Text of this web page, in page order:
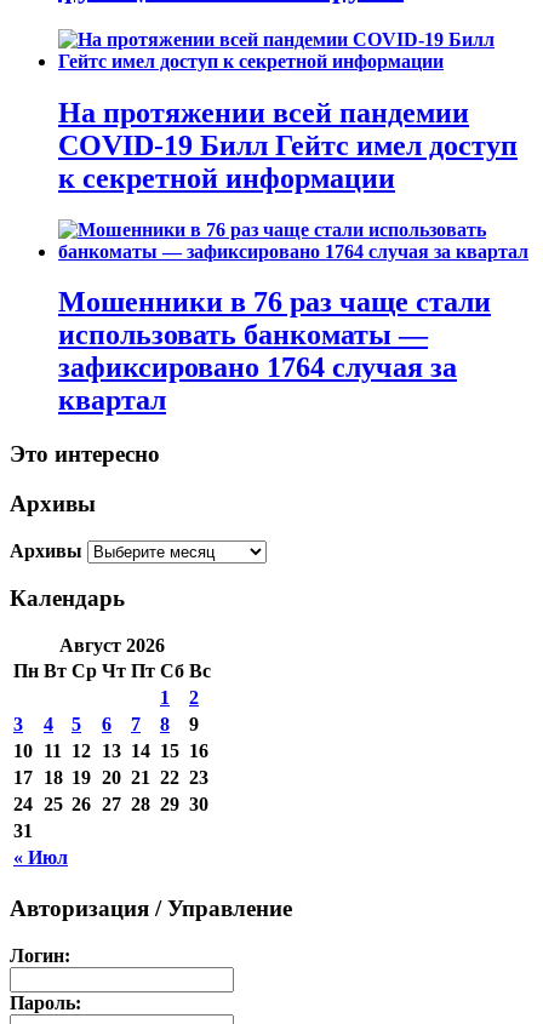
На протяжении всей пандемии
COVID-19 Билл Гейтс имел доступ
к секретной информации
Мошенники в 76 раз чаще стали
использовать банкоматы —
зафиксировано 1764 случая за
квартал
Это интересно
Архивы
Архивы
Календарь
Август 2026
Пн Вт Ср Чт Пт Сб Вс
« Июл
1
2
3
4 5 6 7 8
9
10 11 12 13 14 15 16
17 18 19 20 21 22 23
24 25 26 27 28 29 30
31
Авторизация / Управление
Логин:
Пароль: